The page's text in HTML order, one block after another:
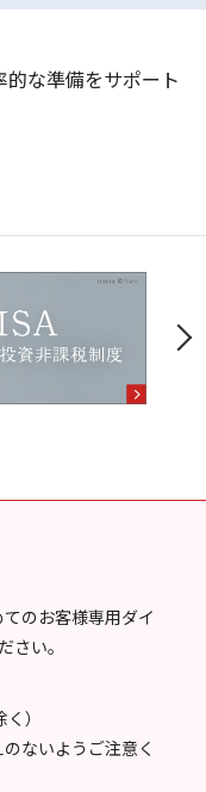
な準備をサポート
のお客様専用ダイ
さい。
）
ないようご注意く